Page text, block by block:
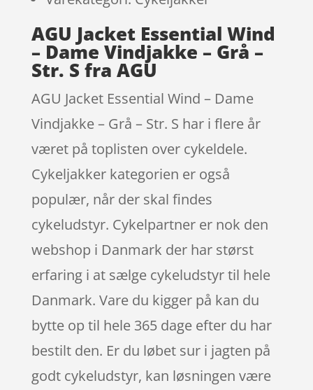
AGU Jacket Essential Wind
– Dame Vindjakke – Grå –
Str. S fra AGU
AGU Jacket Essential Wind – Dame
Vindjakke – Grå – Str. S har i flere år
været på toplisten over cykeldele.
Cykeljakker kategorien er også
populær, når der skal findes
cykeludstyr. Cykelpartner er nok den
webshop i Danmark der har størst
erfaring i at sælge cykeludstyr til hele
Danmark. Vare du kigger på kan du
bytte op til hele 365 dage efter du har
bestilt den. Er du løbet sur i jagten på
godt cykeludstyr, kan løsningen være